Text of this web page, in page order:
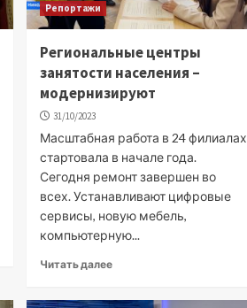
Репортажи
Региональные центры
занятости населения –
модернизируют
31/10/2023
Масштабная работа в 24 филиалах
стартовала в начале года.
Сегодня ремонт завершен во
всех. Устанавливают цифровые
сервисы, новую мебель,
компьютерную...
Читать далее